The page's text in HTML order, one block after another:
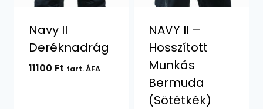
Navy II
Deréknadrág
11100 Ft tart. ÁFA
NAVY II –
Hosszított
Munkás
Bermuda
(Sötétkék)